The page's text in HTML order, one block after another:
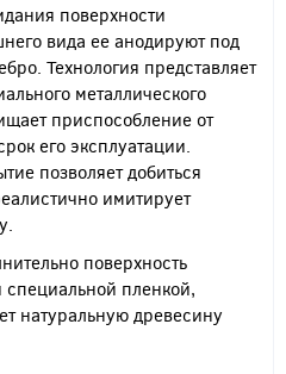
поверхности
вида ее анодируют под
Технология представляет
металлического
приспособление от
его эксплуатации.
позволяет добиться
имитирует
поверхность
пленкой,
натуральную древесину